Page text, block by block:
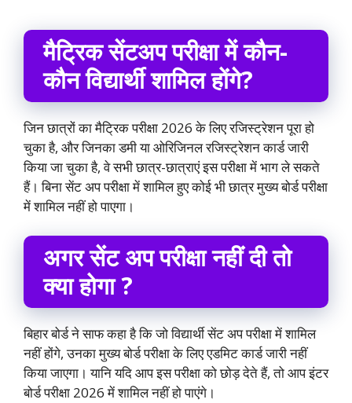
मैट्रिकसेंटअपपरीक्षा में कौन-
कौन विद्यार्थी शामिल होंगे?
जिन छात्रों का मैट्रिक परीक्षा 2026 के लिए रजिस्ट्रेशन पूरा हो
चुका है, और जिनका डमी या ओरिजिनल रजिस्ट्रेशन कार्ड जारी
किया जा चुका है, वे सभी छात्र-छात्राएं इस परीक्षा में भाग ले सकते
हैं। बिना सेंट अप परीक्षा में शामिल हुए कोई भी छात्र मुख्य बोर्ड परीक्षा
में शामिल नहीं हो पाएगा।
अगर सेंट अप परीक्षा नहीं दी तो
क्या होगा ?
बिहार बोर्ड ने साफ कहा है कि जो विद्यार्थी सेंट अप परीक्षा में शामिल
नहीं होंगे, उनका मुख्य बोर्ड परीक्षा के लिए एडमिट कार्ड जारी नहीं
किया जाएगा। यानि यदि आप इस परीक्षा को छोड़ देते हैं, तो आप इंटर
बोर्ड परीक्षा 2026 में शामिल नहीं हो पाएंगे।